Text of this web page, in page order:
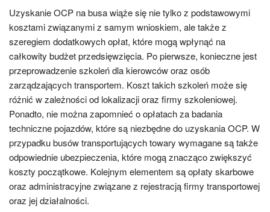
Uzyskanie OCP na busa wiąże się nie tylko z podstawowymi
kosztami związanymi z samym wnioskiem, ale także z
szeregiem dodatkowych opłat, które mogą wpłynąć na
całkowity budżet przedsięwzięcia. Po pierwsze, konieczne jest
przeprowadzenie szkoleń dla kierowców oraz osób
zarządzających transportem. Koszt takich szkoleń może się
różnić w zależności od lokalizacji oraz firmy szkoleniowej.
Ponadto, nie można zapomnieć o opłatach za badania
techniczne pojazdów, które są niezbędne do uzyskania OCP. W
przypadku busów transportujących towary wymagane są także
odpowiednie ubezpieczenia, które mogą znacząco zwiększyć
koszty początkowe. Kolejnym elementem są opłaty skarbowe
oraz administracyjne związane z rejestracją firmy transportowej
oraz jej działalności.